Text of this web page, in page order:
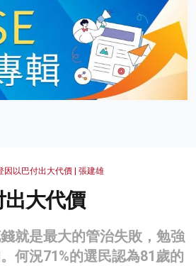
因以巴付出大代價 | 張建雄
大代價
就是最大的管治失敗，勉強
何況71%的選民認為81歲的